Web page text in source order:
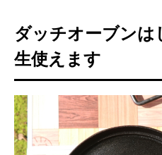
ダッチオーブンは
生使えます